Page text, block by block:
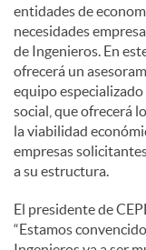
entidades de
necesidades
de Ingenieros. En
ofrecerá un
equipo
social, que ofrecerá
la viabilidad
empresas
a su estructura.
El presidente de
“Estamos